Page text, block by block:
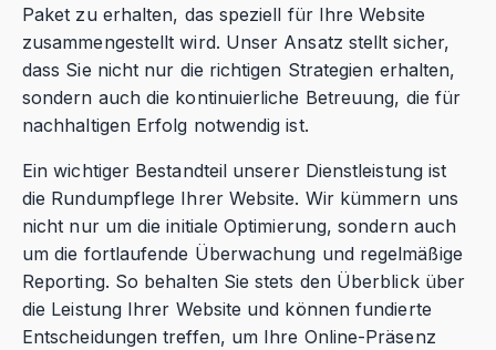
Paket zu erhalten, das speziell für Ihre Website
zusammengestellt wird. Unser Ansatz stellt sicher,
dass Sie nicht nur die richtigen Strategien erhalten,
sondern auch die kontinuierliche Betreuung, die für
nachhaltigen Erfolg notwendig ist.
Ein wichtiger Bestandteil unserer Dienstleistung ist
die Rundumpflege Ihrer Website. Wir kümmern uns
nicht nur um die initiale Optimierung, sondern auch
um die fortlaufende Überwachung und regelmäßige
Reporting. So behalten Sie stets den Überblick über
die Leistung Ihrer Website und können fundierte
Entscheidungen treffen, um Ihre Online-Präsenz